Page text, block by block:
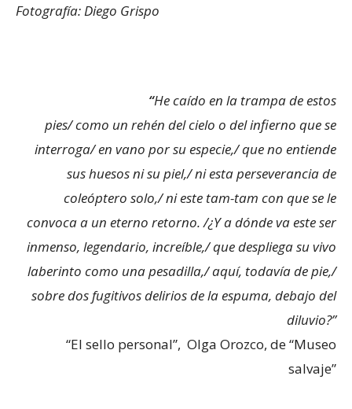
Fotografía: Diego Grispo
“He caído en la trampa de estos
pies/ como un rehén del cielo o del infierno que se
interroga/ en vano por su especie,/ que no entiende
sus huesos ni su piel,/ ni esta perseverancia de
coleóptero solo,/ ni este tam-tam con que se le
convoca a un eterno retorno. /¿Y a dónde va este ser
inmenso, legendario, increíble,/ que despliega su vivo
laberinto como una pesadilla,/ aquí, todavía de pie,/
sobre dos fugitivos delirios de la espuma, debajo del
diluvio?”
“El sello personal”, Olga Orozco, de “Museo
salvaje”